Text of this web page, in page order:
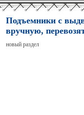
Подъемники с
вручную,
новый раздел